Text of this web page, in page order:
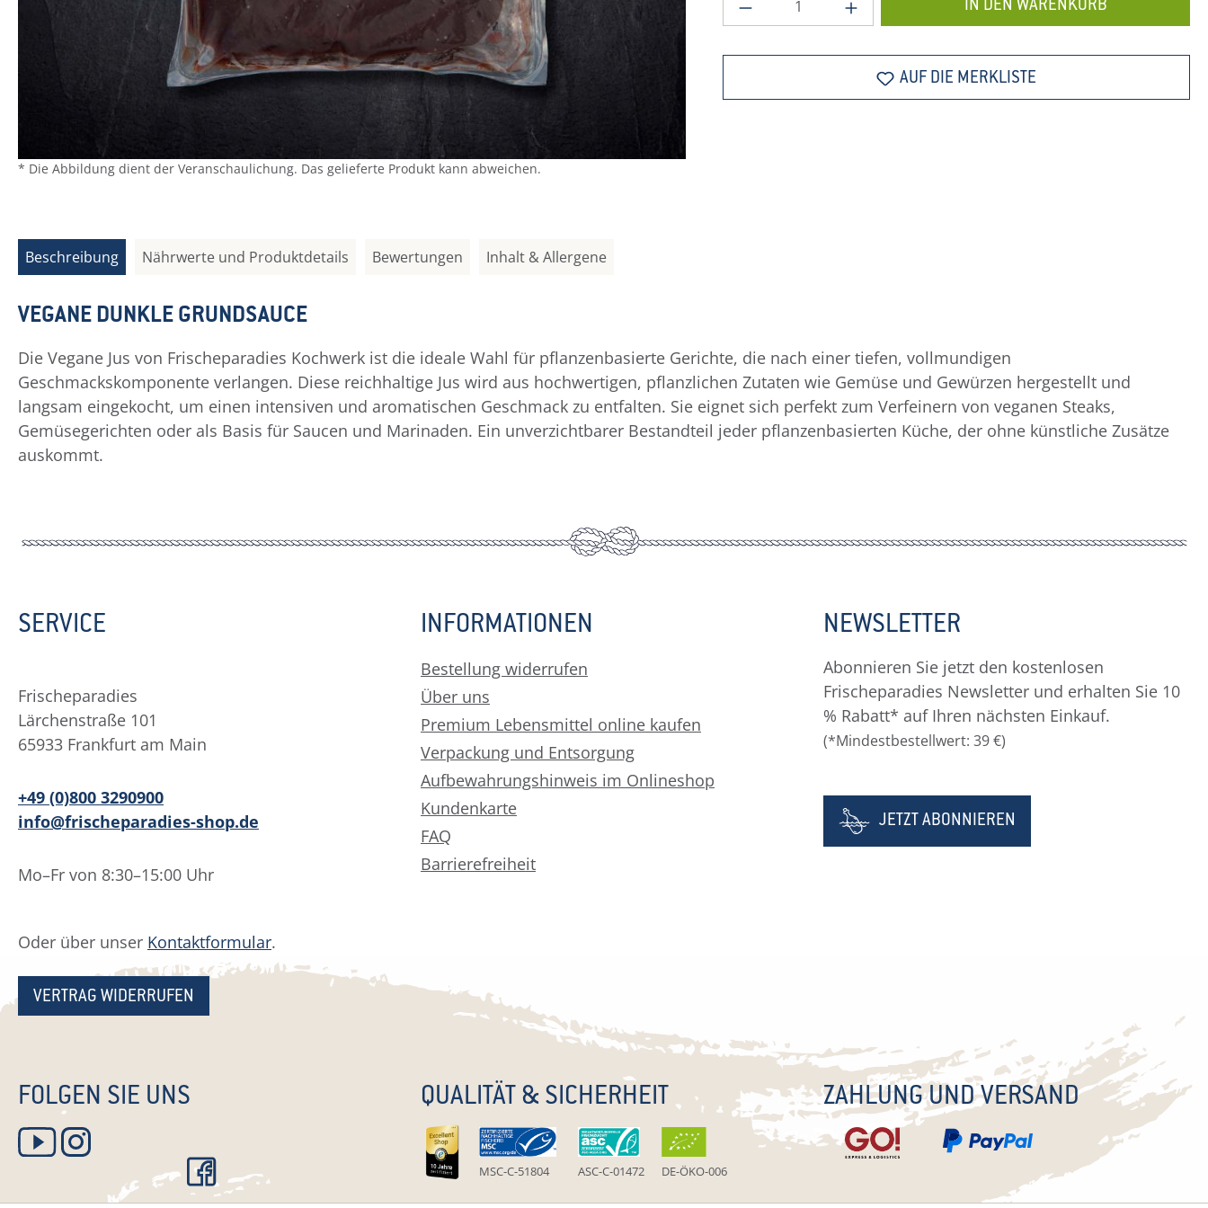
* Die Abbildung dient der Veranschaulichung. Das gelieferte Produkt kann abweichen.
IN DEN WARENKORB
AUF DIE MERKLISTE
Beschreibung Nährwerte und Produktdetails Bewertungen Inhalt & Allergene
VEGANE DUNKLE GRUNDSAUCE
Die Vegane Jus von Frischeparadies Kochwerk ist die ideale Wahl für pflanzenbasierte Gerichte, die nach einer tiefen, vollmundigen
Geschmackskomponente verlangen. Diese reichhaltige Jus wird aus hochwertigen, pflanzlichen Zutaten wie Gemüse und Gewürzen hergestellt und
langsam eingekocht, um einen intensiven und aromatischen Geschmack zu entfalten. Sie eignet sich perfekt zum Verfeinern von veganen Steaks,
Gemüsegerichten oder als Basis für Saucen und Marinaden. Ein unverzichtbarer Bestandteil jeder pflanzenbasierten Küche, der ohne künstliche Zusätze
auskommt.
SERVICE
Frischeparadies
Lärchenstraße 101
65933 Frankfurt am Main
+49 (0)800 3290900
info@frischeparadies-shop.de
Mo–Fr von 8:30–15:00 Uhr
Oder über unser Kontaktformular.
VERTRAG WIDERRUFEN
INFORMATIONEN
Bestellung widerrufen
Über uns
Premium Lebensmittel online kaufen
Verpackung und Entsorgung
Aufbewahrungshinweis im Onlineshop
Kundenkarte
FAQ
Barrierefreiheit
NEWSLETTER
Abonnieren Sie jetzt den kostenlosen
Frischeparadies Newsletter und erhalten Sie 10
% Rabatt* auf Ihren nächsten Einkauf.
(*Mindestbestellwert: 39 €)
JETZT ABONNIEREN
FOLGEN SIE UNS QUALITÄT & SICHERHEIT
MSC-C-51804 ASC-C-01472 DE-ÖKO-006
ZAHLUNG UND VERSAND